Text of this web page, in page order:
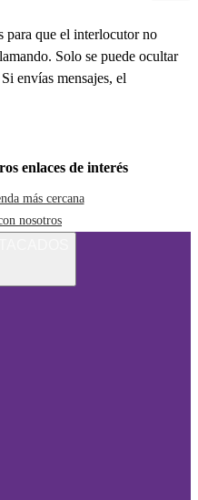
para que el interlocutor no
Solo se puede ocultar
envías mensajes, el
enlaces de interés
más cercana
nosotros